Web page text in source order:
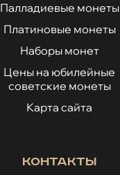
Палладиевые монеты
Платиновые монеты
Наборы монет
Цены на юбилейные
советские монеты
Карта сайта
Контакты